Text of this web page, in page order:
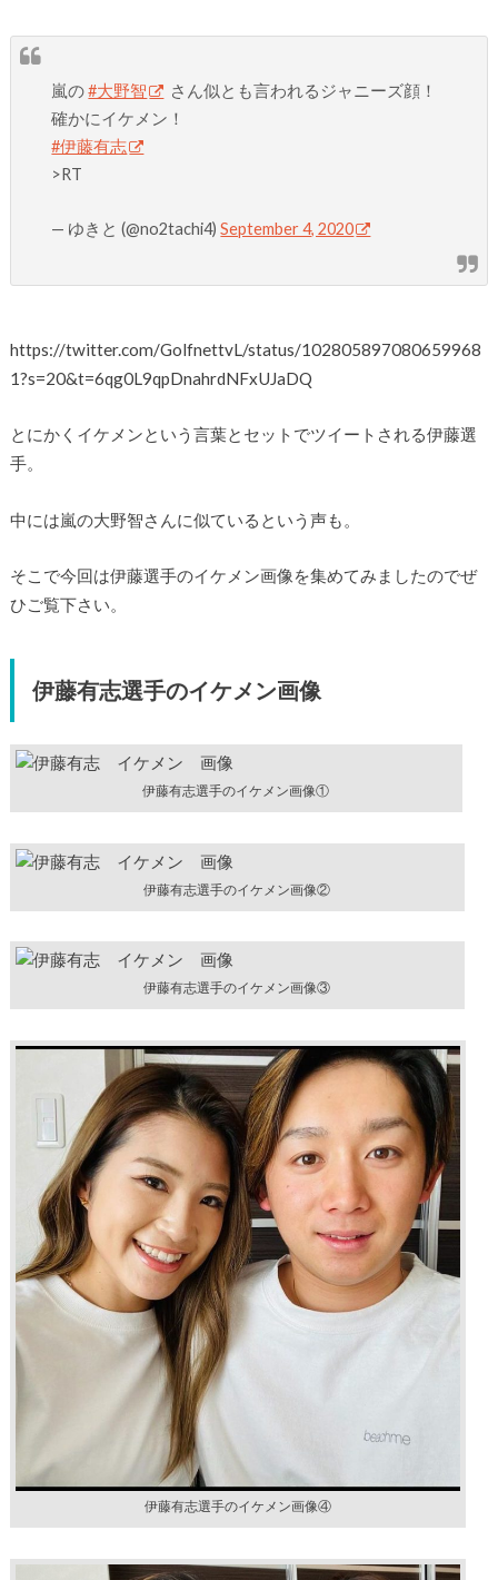
嵐の#大野智
さん似とも言われるジャニーズ顔！
確かにイケメン！
#伊藤有志
>RT
— ゆきと (@no2tachi4)September 4, 2020
https://twitter.com/GolfnettvL/status/102805897080659968
1?s=20&t=6qg0L9qpDnahrdNFxUJaDQ
とにかくイケメンという言葉とセットでツイートされる伊藤選
手。
中には嵐の大野智さんに似ているという声も。
そこで今回は伊藤選手のイケメン画像を集めてみましたのでぜ
ひご覧下さい。
伊藤有志選手のイケメン画像
伊藤有志選手のイケメン画像①
伊藤有志選手のイケメン画像②
伊藤有志選手のイケメン画像③
伊藤有志選手のイケメン画像④